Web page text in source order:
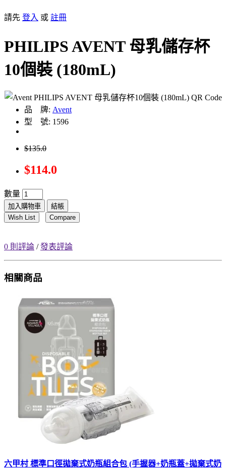
請先 登入 或 註冊
PHILIPS AVENT 母乳儲存杯
10個裝 (180mL)
品 牌: Avent
型 號: 1596
$135.0
$114.0
數量
加入購物車
結帳
Wish List
Compare
0 則評論 /發表評論
相關商品
六甲村 標準口徑拋棄式奶瓶組合包 (手握器+奶瓶蓋+拋棄式奶